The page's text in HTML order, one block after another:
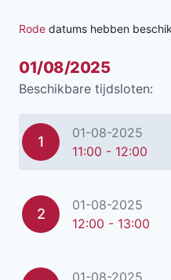
Rode datums hebben
01/08/2025
Beschikbare tijdsloten:
1
01-08-2025
11:00 - 12:00
2
01-08-2025
12:00 - 13:00
01-08-2025